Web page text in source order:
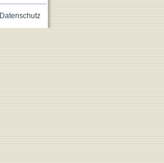
Datenschutz